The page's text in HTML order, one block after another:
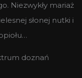
Niezwykły mariaż
słonej nutki i
doznań